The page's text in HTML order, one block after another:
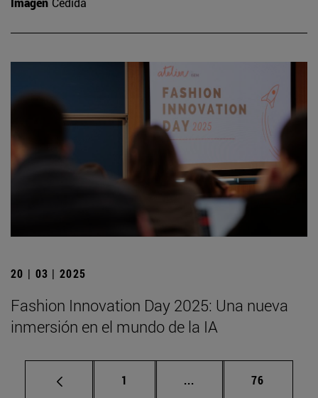
20 | 03 | 2025
Fashion Innovation Day 2025: Una nueva
inmersión en el mundo de la IA
Página
1 ... Páginas intermedias
Página
76